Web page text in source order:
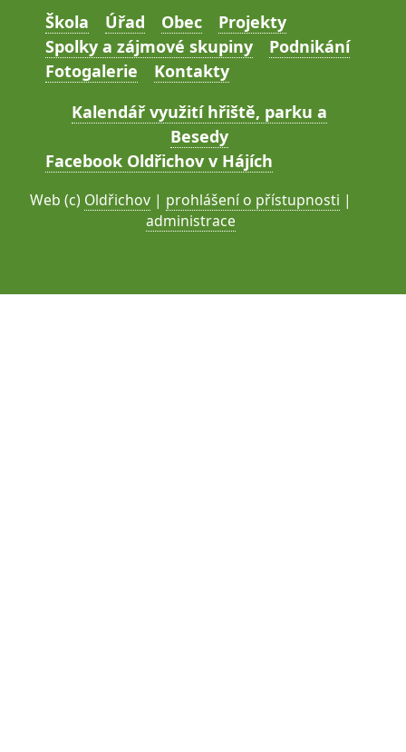
Škola Úřad Obec
Projekty
Spolky a zájmové skupiny
Podnikání
Fotogalerie
Kontakty
Kalendář využití hřiště, parku a
Besedy
Facebook Oldřichov v Hájích
Web (c) Oldřichov | prohlášení o přístupnosti |
administrace